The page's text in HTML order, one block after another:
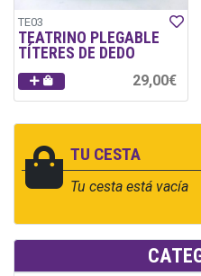
TU CESTA
Tu cesta está vacía
TE03
TEATRINO PLEGABLE
TÍTERES DE DEDO
29,00€